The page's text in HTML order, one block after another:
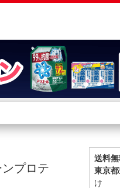
舗サービス
ト取り置き
舗情報・店舗一覧
プロテ
送料無
東京
け